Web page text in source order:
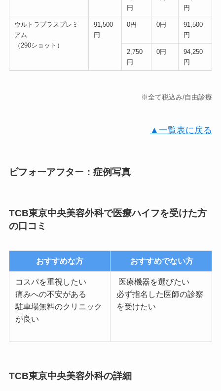
円
円
ウルトラプラスプレミ
アム
（290ショット）
91,500
円
0円 0円
91,500
円
2,750
円
0円
94,250
円
※全て税込み/自由診療
▲一覧表に戻る
ビフォーアフター：症例写真
TCB東京中央美容外科で医療ハイフを受けた方
の口コミ
おすすめな方 おすすめでない方
コスパを重視したい
痛みへの不安がある
駐車場無料のクリニック
が良い
医療機器を選びたい
必ず指名した医師の診察
を受けたい
TCB東京中央美容外科の詳細